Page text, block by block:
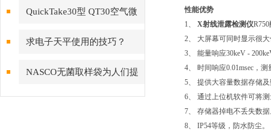
仪—EnSURE荧光检测仪
QuickTake30型 QT30空气微
生物采样器
求电子天平使用的技巧？
NASCO无菌取样袋为人们提
供安全、健康的食品
性能优势
1、 X射线泄露检测仪
2、 大屏幕可同时显示很
3、 能量响应30keV -
4、 时间响应0.01msec，
5、 提供大容量数据存储
6、 通过上位机软件可将
7、 存储器掉电不丢失数
8、 IP54等级，防水防尘。